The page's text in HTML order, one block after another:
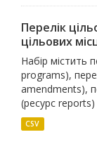
Перелік
цільових
Набір містить
programs),
amendments),
(ресурс
CSV